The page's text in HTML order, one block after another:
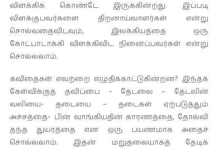
விளக்கிக் கொண்டே இருக்கின்றது. இப்படி
விளக்குபவர்களை திறனாய்வாளர்கள் என்று
சொல்வதைவிடவும், இலக்கியத்தை ஒரு
கோட்பாடாக்கி விளக்கிவிட நினைப்பவர்கள் என்று
சொல்லலாம்.
கவிதைகள் எவற்றை எழுதிக்காட்டுகின்றன? இந்தக்
கேள்விக்குத் தவிப்பை – தேடலை – தேடலின்
வலியை- தடையை – தடைகள் ஏற்படுத்தும்
அச்சத்தை- பின் வாங்கியதின் காரணத்தை, தோல்வி
தந்த துயரத்தை என ஒரு பயணமாக அதைச்
சொல்லலாம். இதன் மறுதலையாகத் தேடிக்